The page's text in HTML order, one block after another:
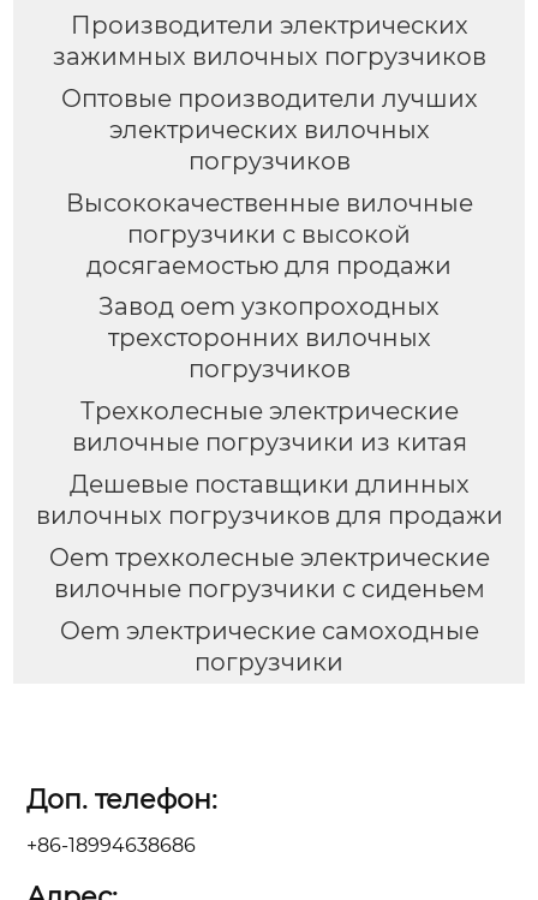
Производители электрических
зажимных вилочных погрузчиков
Оптовые производители лучших
электрических вилочных
погрузчиков
Высококачественные вилочные
погрузчики с высокой
досягаемостью для продажи
Завод oem узкопроходных
трехсторонних вилочных
погрузчиков
Трехколесные электрические
вилочные погрузчики из китая
Дешевые поставщики длинных
вилочных погрузчиков для продажи
Oem трехколесные электрические
вилочные погрузчики с сиденьем
Oem электрические самоходные
погрузчики
Доп. телефон:
+86-18994638686